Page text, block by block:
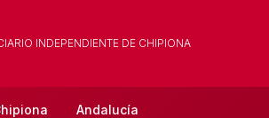
INDEPENDIENTE DE CHIPIONA
Andalucía